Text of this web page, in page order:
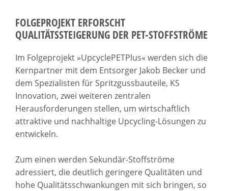
FOLGEPROJEKT ERFORSCHT
QUALITÄTSSTEIGERUNG DER PET-STOFFSTRÖME
Im Folgeprojekt »UpcyclePETPlus« werden sich die
Kernpartner mit dem Entsorger Jakob Becker und
dem Spezialisten für Spritzgussbauteile, KS
Innovation, zwei weiteren zentralen
Herausforderungen stellen, um wirtschaftlich
attraktive und nachhaltige Upcycling-Lösungen zu
entwickeln.
Zum einen werden Sekundär-Stoffströme
adressiert, die deutlich geringere Qualitäten und
hohe Qualitätsschwankungen mit sich bringen, so